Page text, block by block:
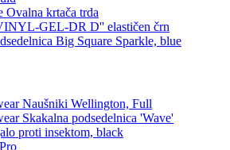
krtača trda
GEL-DR D'' elastičen črn
Big Square Sparkle, blue
Naušniki Wellington, Full
Skakalna podsedelnica 'Wave'
proti insektom, black